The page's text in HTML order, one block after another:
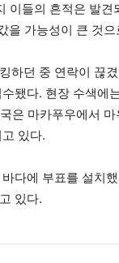
이들의 흔적은 발
을 가능성이 큰 것
하던 중 연락이 끊
됐다. 현장 수색에
은 마카푸우에서
있다.
다에 부표를 설치
있다.